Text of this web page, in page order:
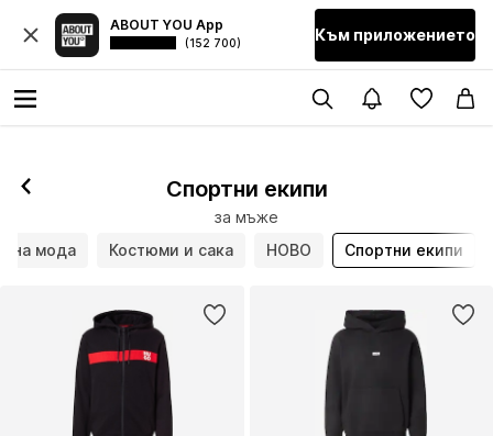
ABOUT YOU App
(152 700) Към приложението
Спортни екипи
за мъже
мода
Костюми и сака НОВО Спортни екипи